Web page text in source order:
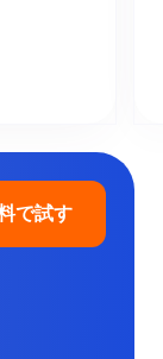
で試す